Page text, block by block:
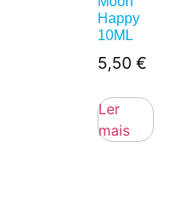
Happy
10ML
5,50 €
Ler
mais